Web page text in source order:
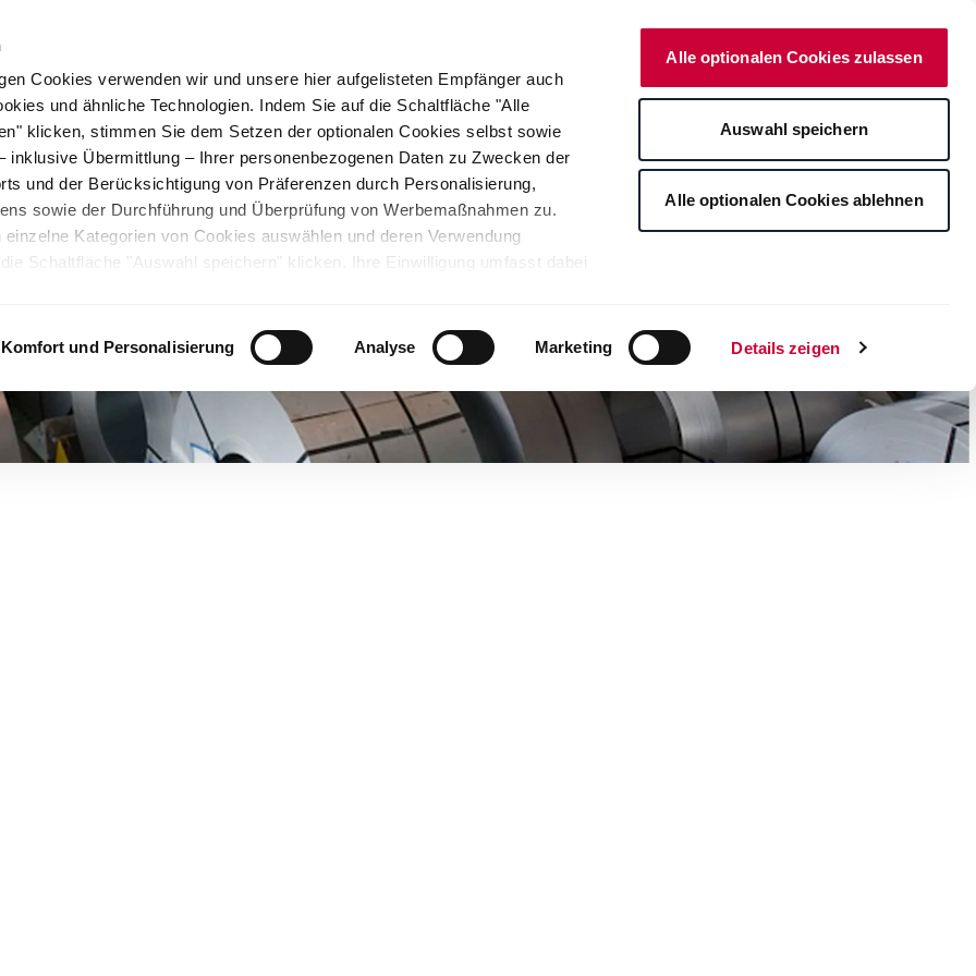
Cookies verwenden wir und unsere hier aufgelisteten Empfänger auch
und ähnliche Technologien. Indem Sie auf die Schaltfläche "Alle
klicken, stimmen Sie dem Setzen der optionalen Cookies selbst sowie
inklusive Übermittlung – Ihrer personenbezogenen Daten zu Zwecken der
und der Berücksichtigung von Präferenzen durch Personalisierung,
sowie der Durchführung und Überprüfung von Werbemaßnahmen zu.
Kategorien von Cookies auswählen und deren Verwendung
Schaltfläche "Auswahl speichern" klicken. Ihre Einwilligung umfasst dabei
können und Ihre Datenschutzrechte eingeschränkt sind. Weitere
Cookies und ähnlichen Technologien sowie zur Verarbeitung Ihrer
z.B. zu den verarbeiteten Daten, den Speicherdauern und den
Sie durch Anklicken von "Details zeigen" oder durch Aufrufen
, die am Ende der Webseite verlinkt ist, wählen und finden. Je nach den
Komfort und Personalisierung Analyse Marketing Details zeigen
Alle optionalen Cookies zulassen
Auswahl speichern
Alle optionalen Cookies ablehnen
Karriere Über uns Kontakt